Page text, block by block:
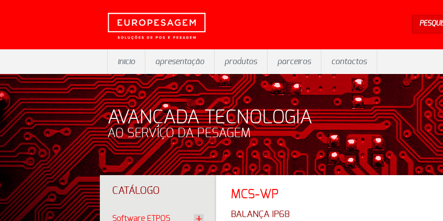
inicio apresentação produtos parceiros contactos
AVANÇADA TECNOLOGIA
AO SERVIÇO DA PESAGEM
CATÁLOGO
Software ETPOS
MCS-WP
BALANÇA IP68